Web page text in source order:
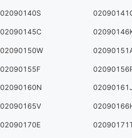
02090140S
02090145C
02090150W
02090155F
02090160N
02090165V
02090170E